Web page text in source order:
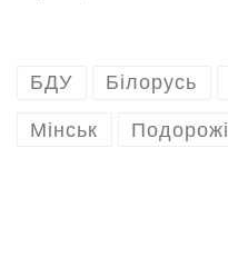
БДУ Білорусь
Мінськ Подорожі